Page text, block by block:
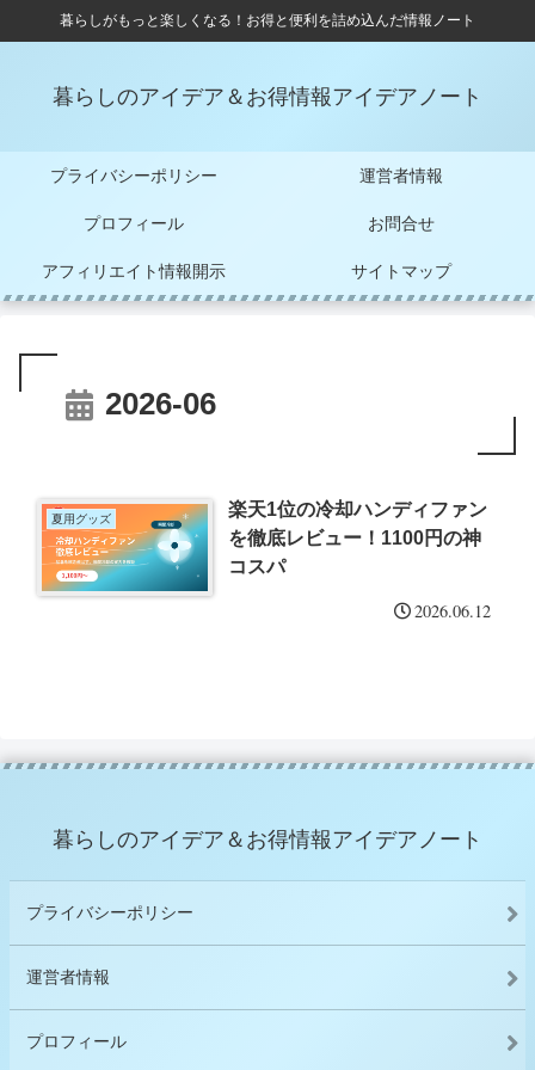
暮らしがもっと楽しくなる！お得と便利を詰め込んだ情報ノート
暮らしのアイデア＆お得情報アイデアノート
プライバシーポリシー 運営者情報
プロフィール お問合せ
アフィリエイト情報開示 サイトマップ
2026-06
夏用グッズ
楽天1位の冷却ハンディファン
を徹底レビュー！1100円の神
コスパ
2026.06.12
暮らしのアイデア＆お得情報アイデアノート
プライバシーポリシー
運営者情報
プロフィール